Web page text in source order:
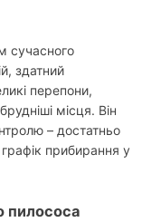
сучасного
здатний
перепони,
місця. Він
– достатньо
прибирання у
пилососа